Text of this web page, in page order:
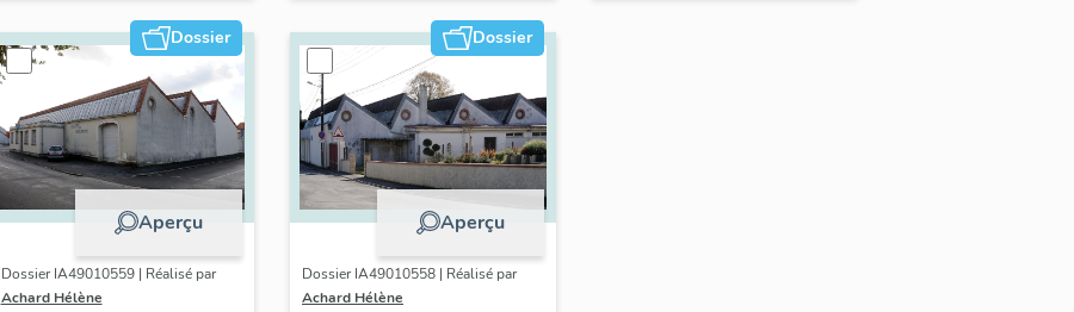
André-de-la-Marche
Dossier
Aperçu
Dossier IA49010559 | Réalisé par
Achard Hélène
Dossier
Aperçu
Dossier IA49010558 | Réalisé par
Achard Hélène